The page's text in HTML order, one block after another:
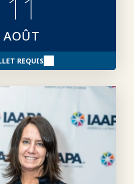
AOÛT
REQUIS